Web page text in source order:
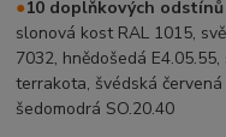
●10 doplňkových odstínů
slonová kost RAL 1015,
7032, hnědošedá
terrakota, švédská červená
šedomodrá SO.20.40